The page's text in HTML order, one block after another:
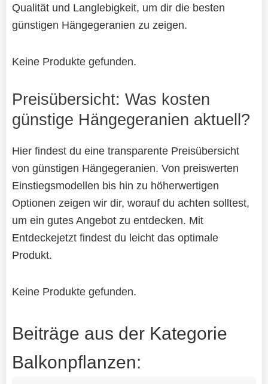
Qualität und Langlebigkeit, um dir die besten
günstigen Hängegeranien zu zeigen.
Keine Produkte gefunden.
Preisübersicht: Was kosten
günstige Hängegeranien aktuell?
Hier findest du eine transparente Preisübersicht
von günstigen Hängegeranien. Von preiswerten
Einstiegsmodellen bis hin zu höherwertigen
Optionen zeigen wir dir, worauf du achten solltest,
um ein gutes Angebot zu entdecken. Mit
Entdeckejetzt findest du leicht das optimale
Produkt.
Keine Produkte gefunden.
Beiträge aus der Kategorie
Balkonpflanzen: